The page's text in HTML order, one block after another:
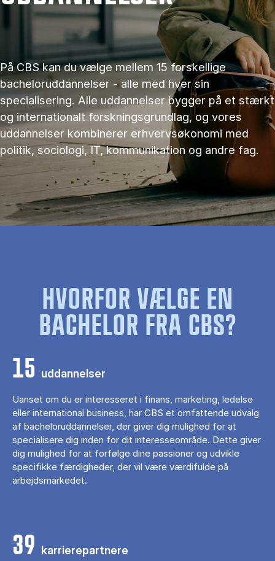
På CBS kan du vælge mellem 15 forskellige
bacheloruddannelser - alle med hver sin
specialisering. Alle uddannelser bygger på et stærkt
og internationalt forskningsgrundlag, og vores
uddannelser kombinerer erhvervsøkonomi med
politik, sociologi, IT, kommunikation og andre fag.
HVORFOR VÆLGE EN
BACHELOR FRA CBS?
15 uddannelser
Uanset om du er interesseret i finans, marketing, ledelse
eller international business, har CBS et omfattende udvalg
af bacheloruddannelser, der giver dig mulighed for at
specialisere dig inden for dit interesseområde. Dette giver
dig mulighed for at forfølge dine passioner og udvikle
specifikke færdigheder, der vil være værdifulde på
arbejdsmarkedet.
39 karrierepartnere